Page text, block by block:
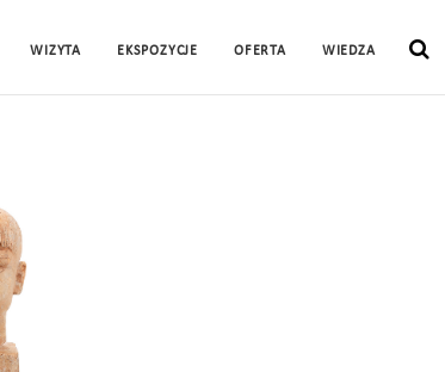
WIZYTA EKSPOZYCJE OFERTA WIEDZA